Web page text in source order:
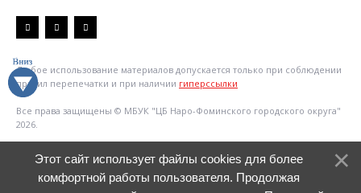
Любое использование материалов допускается только при соблюдении
правил перепечатки и при наличии гиперссылки
Все права защищены © МБУК "ЦБ Наро-Фоминского городского округа"
2026.
Этот сайт использует файлы cookies для более
комфортной работы пользователя. Продолжая